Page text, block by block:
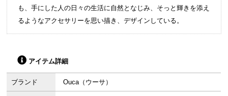
も、手にした人の日々の生活に自然となじみ、そっと輝きを添え
るようなアクセサリーを思い描き、デザインしている。
アイテム詳細
ブランド Ouca（ウーサ）